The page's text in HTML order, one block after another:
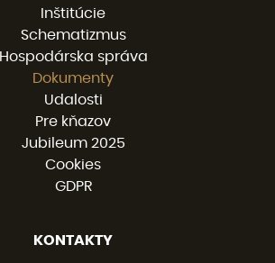
Inštitúcie
Schematizmus
Hospodárska správa
Dokumenty
Udalosti
Pre kňazov
Jubileum 2025
Cookies
GDPR
KONTAKTY